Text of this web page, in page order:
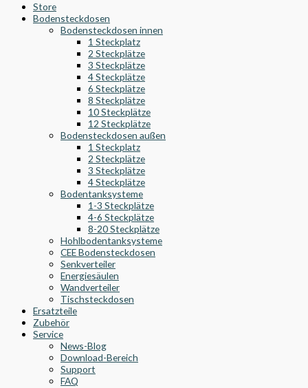
Store
Bodensteckdosen
Bodensteckdosen innen
1 Steckplatz
2 Steckplätze
3 Steckplätze
4 Steckplätze
6 Steckplätze
8 Steckplätze
10 Steckplätze
12 Steckplätze
Bodensteckdosen außen
1 Steckplatz
2 Steckplätze
3 Steckplätze
4 Steckplätze
Bodentanksysteme
1-3 Steckplätze
4-6 Steckplätze
8-20 Steckplätze
Hohlbodentanksysteme
CEE Bodensteckdosen
Senkverteiler
Energiesäulen
Wandverteiler
Tischsteckdosen
Ersatzteile
Zubehör
Service
News-Blog
Download-Bereich
Support
FAQ